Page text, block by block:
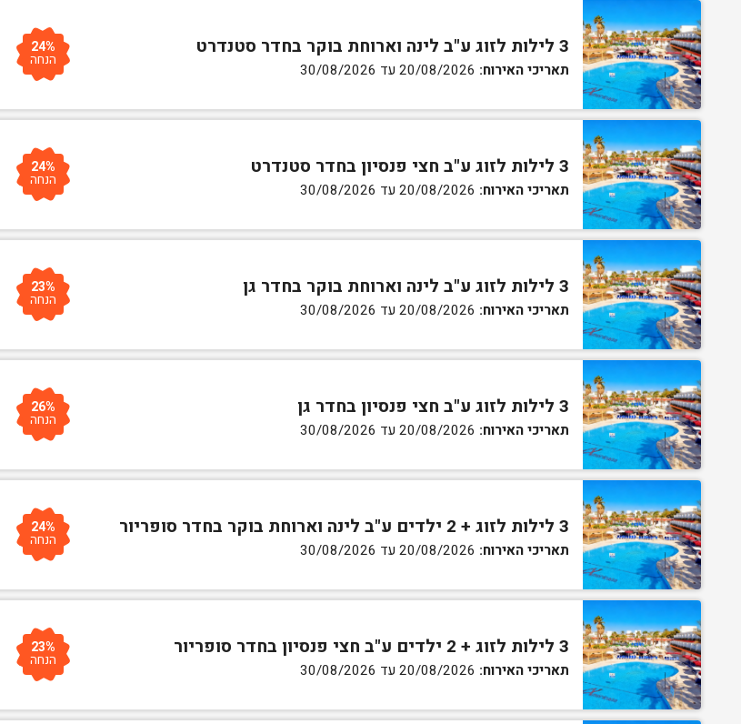
3 לילות לזוג ע"ב לינה וארוחת בוקר בחדר סטנדרט
תאריכי האירוח:
24%
הנחה
3 לילות לזוג ע"ב חצי פנסיון בחדר סטנדרט
תאריכי האירוח:
24%
הנחה
3 לילות לזוג ע"ב לינה וארוחת בוקר בחדר גן
תאריכי האירוח:
23%
הנחה
3 לילות לזוג ע"ב חצי פנסיון בחדר גן
תאריכי האירוח:
26%
הנחה
3 לילות לזוג + 2 ילדים ע"ב לינה וארוחת בוקר בחדר סופריור
תאריכי האירוח:
24%
הנחה
3 לילות לזוג + 2 ילדים ע"ב חצי פנסיון בחדר סופריור
תאריכי האירוח:
23%
הנחה